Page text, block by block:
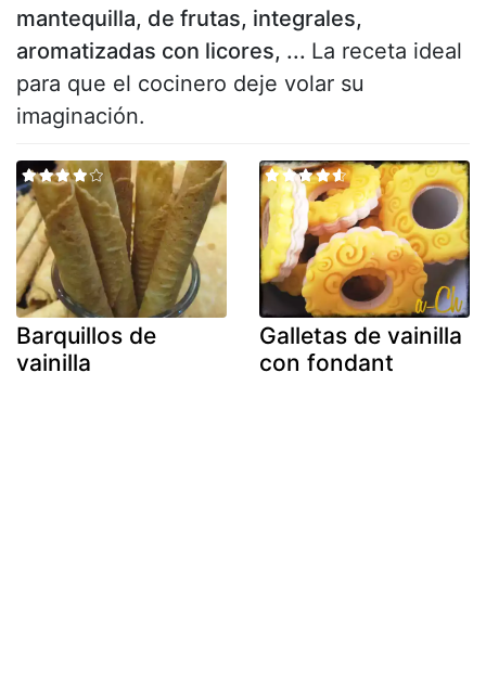
mantequilla, de frutas, integrales,
aromatizadas con licores, ... La receta ideal
para que el cocinero deje volar su
imaginación.
Barquillos de
vainilla
Galletas de vainilla
con fondant